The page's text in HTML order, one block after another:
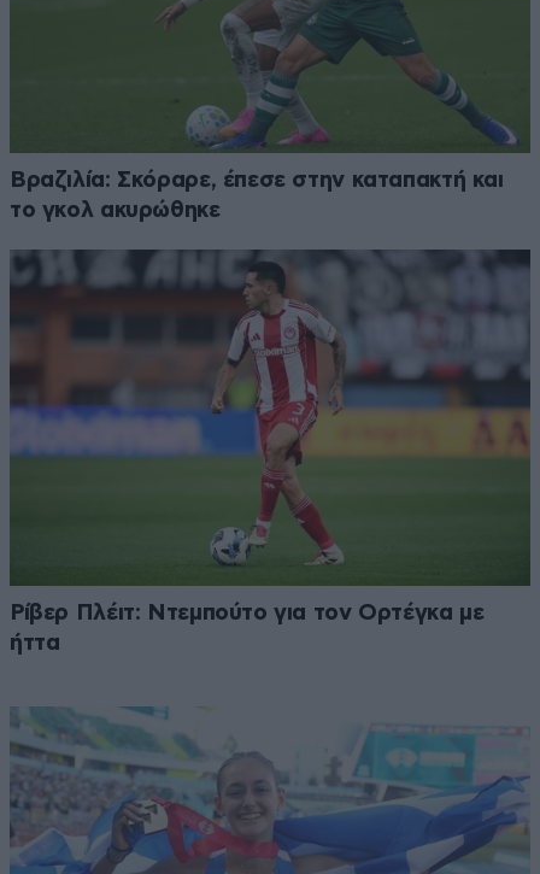
Βραζιλία: Σκόραρε, έπεσε στην καταπακτή και
το γκολ ακυρώθηκε
Ρίβερ Πλέιτ: Ντεμπούτο για τον Ορτέγκα με
ήττα